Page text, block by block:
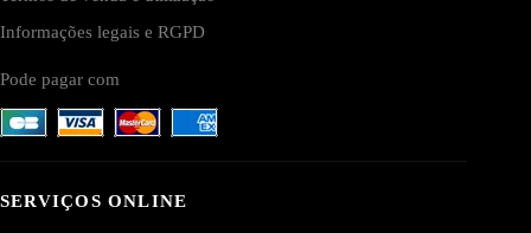
Informações legais e RGPD
Pode pagar com
SERVIÇOS ONLINE